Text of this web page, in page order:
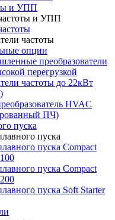
и УПП
и УПП
частоты
опции
преобразователи
перегрузкой
частоты до 22кВт
HVAC
ПЧ)
пуска
пуска
пуска Compact
пуска Compact
пуска Soft Starter